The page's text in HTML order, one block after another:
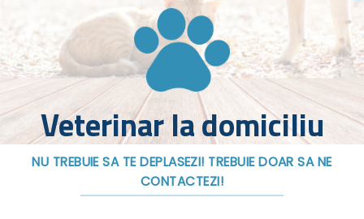
Veterinar la domiciliu
NU TREBUIE SA TE DEPLASEZI! TREBUIE DOAR SA NE
CONTACTEZI!